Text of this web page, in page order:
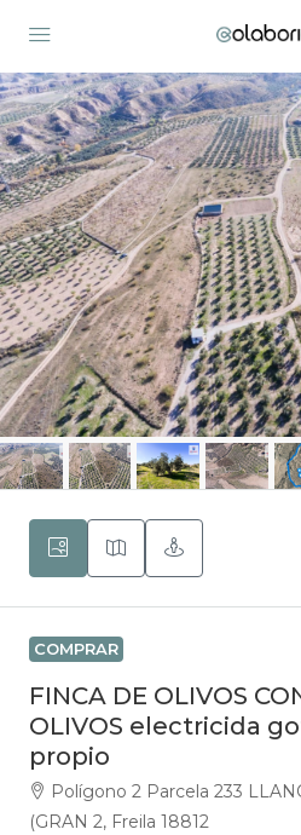
COMPRAR
FINCA DE OLIVOS
OLIVOS electricida
propio
Polígono 2 Parcela 233
(GRAN 2, Freila 18812